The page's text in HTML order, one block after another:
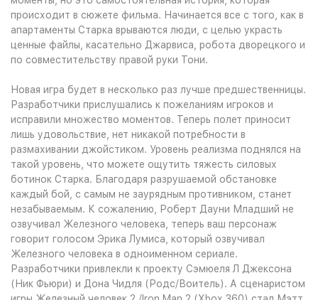
происходит в сюжете фильма. Начинается все с того, как в
апартаменты Старка врываются люди, с целью украсть
ценные файлы, касательно Джарвиса, робота дворецкого и
по совместительству правой руки Тони.
Новая игра будет в несколько раз лучше предшественницы.
Разработчики прислушались к пожеланиям игроков и
исправили множество моментов. Теперь полет приносит
лишь удовольствие, нет никакой потребности в
размахивании джойстиком. Уровень реализма поднялся на
такой уровень, что можете ощутить тяжесть силовых
ботинок Старка. Благодаря разрушаемой обстановке
каждый бой, с самым не заурядным противником, станет
незабываемым. К сожалению, Роберт Дауни Младший не
озвучивал Железного человека, теперь ваш персонаж
говорит голосом Эрика Лумиса, который озвучивал
Железного человека в одноименном сериале.
Разработчики привлекли к проекту Сэмюеля Л Джексона
(Ник Фьюри) и Дона Чидля (Родс/Воитель). А сценаристом